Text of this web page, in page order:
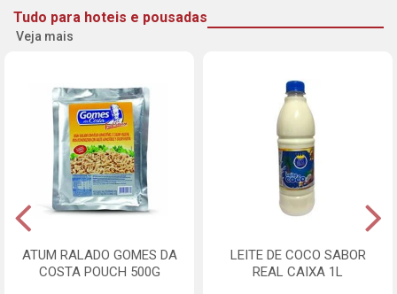
Tudo para hoteis e pousadas
Veja mais
ATUM RALADO GOMES DA
COSTA POUCH 500G
LEITE DE COCO SABOR
REAL CAIXA 1L